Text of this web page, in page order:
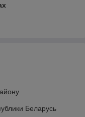
Беларусь